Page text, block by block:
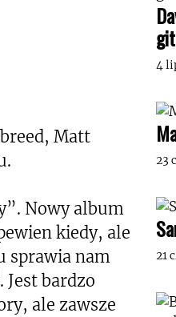
Matt
Nowy album
kiedy, ale
sprawia nam
Jest bardzo
ale zawsze
4
23
21